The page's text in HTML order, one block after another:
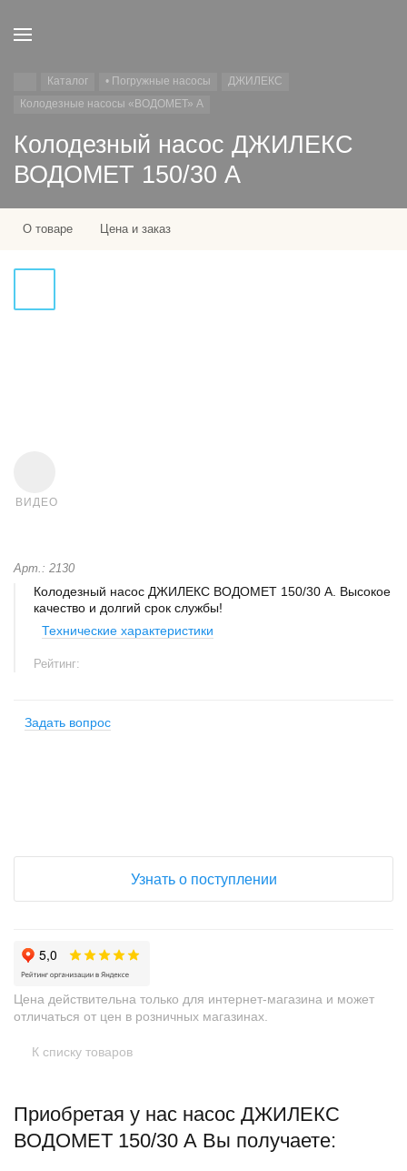
Каталог • Погружные насосы
ДЖИЛЕКС
Колодезные насосы «ВОДОМЕТ» А
Колодезный насос ДЖИЛЕКС
ВОДОМЕТ 150/30 А
О товаре Цена и заказ
ВИДЕО
Арт.: 2130
Колодезный насос ДЖИЛЕКС ВОДОМЕТ 150/30 А. Высокое
качество и долгий срок службы!
Технические характеристики
Рейтинг:
Задать вопрос
Узнать о поступлении
Цена действительна только для интернет-магазина и может
отличаться от цен в розничных магазинах.
К списку товаров
Приобретая у нас насос ДЖИЛЕКС
ВОДОМЕТ 150/30 А Вы получаете: